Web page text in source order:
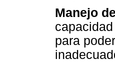
Manejo
para